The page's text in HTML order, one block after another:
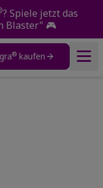
? Spiele jetzt das
Blaster" 🎮
® kaufen